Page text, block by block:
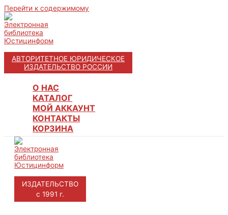
Перейти к содержимому
АВТОРИТЕТНОЕ ЮРИДИЧЕСКОЕ
ИЗДАТЕЛЬСТВО РОССИИ
О НАС
КАТАЛОГ
МОЙ АККАУНТ
КОНТАКТЫ
КОРЗИНА
ИЗДАТЕЛЬСТВО
с 1991 г.